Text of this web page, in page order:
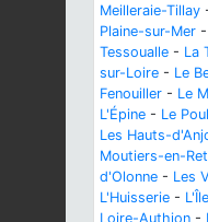
Meilleraie-Tillay
Plaine-sur-Mer -
Tessoualle - La
sur-Loire - Le
Fenouiller - Le
L'Épine - Le
Les Hauts-
Moutiers-en-
d'Olonne - Les
L'Huisserie -
Loire-Authion -